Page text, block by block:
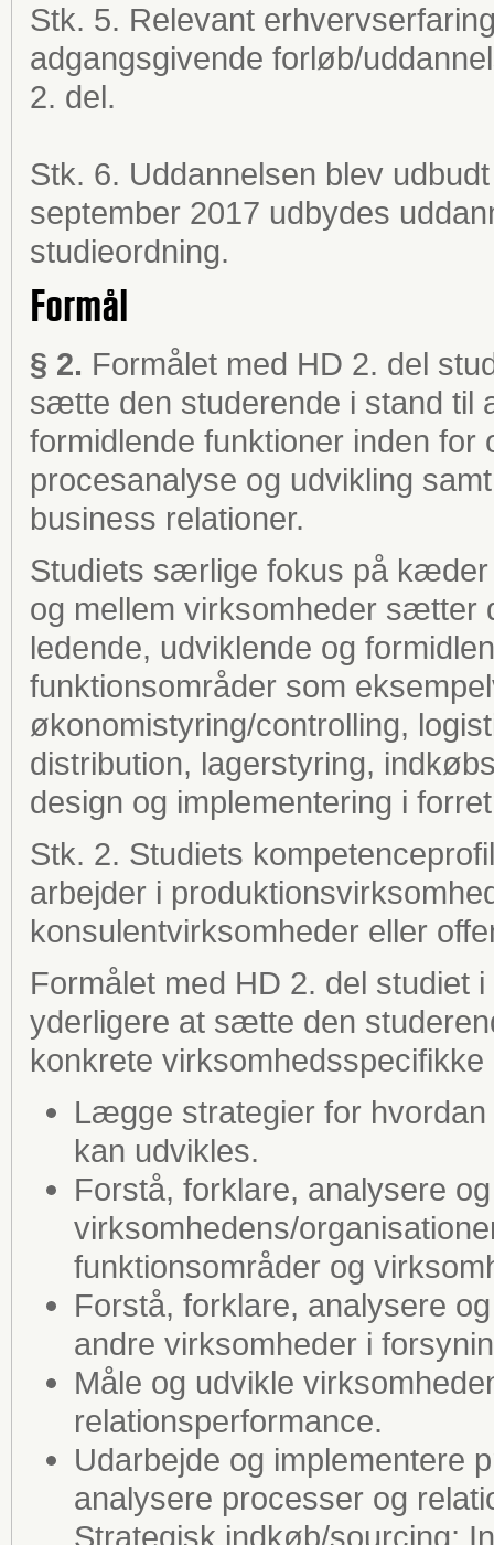
Stk. 5. Relevant
adgangsgivende forløb/
2. del.
Stk. 6. Uddannelsen blev
september 2017 udbydes
studieordning.
Formål
§ 2. Formålet med HD 2. del
sætte den studerende i stand til
formidlende funktioner inden for
procesanalyse og udvikling
business relationer.
Studiets særlige fokus på
og mellem virksomheder sætter
ledende, udviklende og
funktionsområder som
økonomistyring/controlling,
distribution, lagerstyring,
design og implementering i
Stk. 2. Studiets
arbejder i
konsulentvirksomheder eller
Formålet med HD 2. del studiet
yderligere at sætte den
konkrete
Lægge strategier for
kan udvikles.
Forstå, forklare, analysere
virksomhedens/
funktionsområder og
Forstå, forklare, analysere
andre virksomheder i
Måle og udvikle
relationsperformance.
Udarbejde og implementere
analysere processer og
Strategisk indkøb/sourcing;